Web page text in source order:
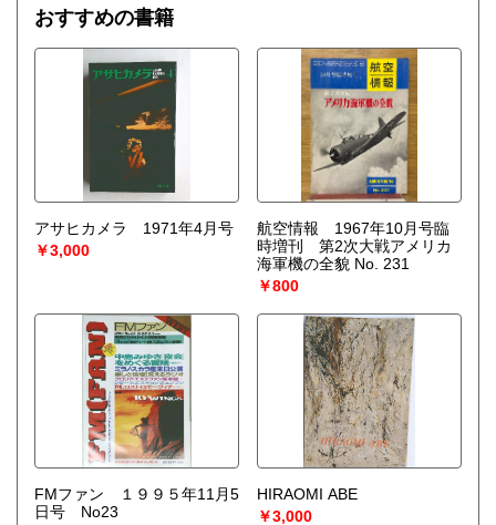
場合などお気軽にご相談ください。
-------------------------------------------
買取専用ダイヤル
050-3698-2626
-------------------------------------------
◎宅配買取◎
○30点より宅配送料無料
○梱包用ダンボールの無料送付可能
○買取金額の概算が知りたい方は、事前査定のサービスもぜひ
ご活用下さい。
宅配買取送付先
----------------------------------------
古本倶楽部 宅配買取受付係
058-322-2366
----------------------------------------
取り扱い分野
オールジャンル、戦前紙モノ、古典籍
おすすめの書籍
アサヒカメラ 1971年4月号
￥3,000
航空情報 1967年10月号臨
時増刊 第2次大戦アメリカ
海軍機の全貌 No. 231
￥800
FMファン １９９５年11月5
日号 No23
HIRAOMI ABE
￥3,000